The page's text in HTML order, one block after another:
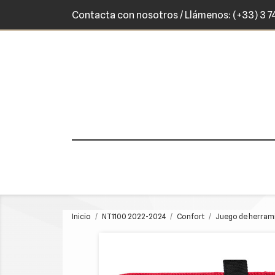
Contacta con nosotros/ Llámenos: (+33) 3
Inicio NT1100 2022-2024 Confort Juego de